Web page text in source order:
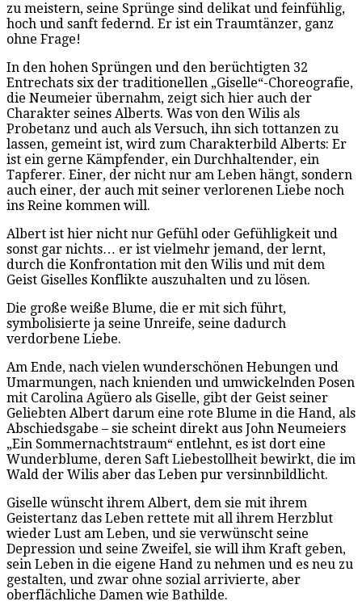
zu meistern, seine Sprünge sind delikat und feinfühlig,
hoch und sanft federnd. Er ist ein Traumtänzer, ganz
ohne Frage!
In den hohen Sprüngen und den berüchtigten 32
Entrechats six der traditionellen „Giselle“-Choreografie,
die Neumeier übernahm, zeigt sich hier auch der
Charakter seines Alberts. Was von den Wilis als
Probetanz und auch als Versuch, ihn sich tottanzen zu
lassen, gemeint ist, wird zum Charakterbild Alberts: Er
ist ein gerne Kämpfender, ein Durchhaltender, ein
Tapferer. Einer, der nicht nur am Leben hängt, sondern
auch einer, der auch mit seiner verlorenen Liebe noch
ins Reine kommen will.
Albert ist hier nicht nur Gefühl oder Gefühligkeit und
sonst gar nichts… er ist vielmehr jemand, der lernt,
durch die Konfrontation mit den Wilis und mit dem
Geist Giselles Konflikte auszuhalten und zu lösen.
Die große weiße Blume, die er mit sich führt,
symbolisierte ja seine Unreife, seine dadurch
verdorbene Liebe.
Am Ende, nach vielen wunderschönen Hebungen und
Umarmungen, nach knienden und umwickelnden Posen
mit Carolina Agüero als Giselle, gibt der Geist seiner
Geliebten Albert darum eine rote Blume in die Hand, als
Abschiedsgabe – sie scheint direkt aus John Neumeiers
„Ein Sommernachtstraum“ entlehnt, es ist dort eine
Wunderblume, deren Saft Liebestollheit bewirkt, die im
Wald der Wilis aber das Leben pur versinnbildlicht.
Giselle wünscht ihrem Albert, dem sie mit ihrem
Geistertanz das Leben rettete mit all ihrem Herzblut
wieder Lust am Leben, und sie verwünscht seine
Depression und seine Zweifel, sie will ihm Kraft geben,
sein Leben in die eigene Hand zu nehmen und es neu zu
gestalten, und zwar ohne sozial arrivierte, aber
oberflächliche Damen wie Bathilde.